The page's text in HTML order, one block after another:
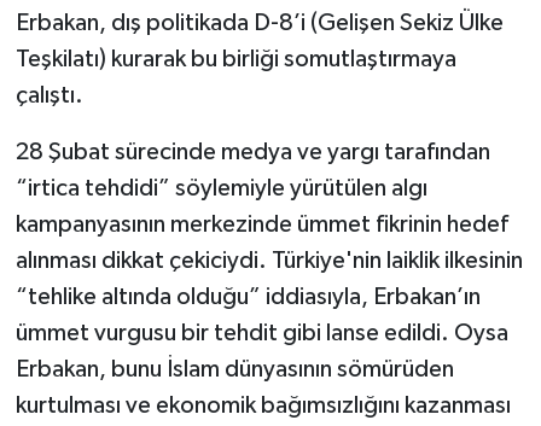
Erbakan, dış politikada D-8’i (Gelişen Sekiz Ülke
Teşkilatı) kurarak bu birliği somutlaştırmaya
çalıştı.
28 Şubat sürecinde medya ve yargı tarafından
“irtica tehdidi” söylemiyle yürütülen algı
kampanyasının merkezinde ümmet fikrinin hedef
alınması dikkat çekiciydi. Türkiye'nin laiklik ilkesinin
“tehlike altında olduğu” iddiasıyla, Erbakan’ın
ümmet vurgusu bir tehdit gibi lanse edildi. Oysa
Erbakan, bunu İslam dünyasının sömürüden
kurtulması ve ekonomik bağımsızlığını kazanması